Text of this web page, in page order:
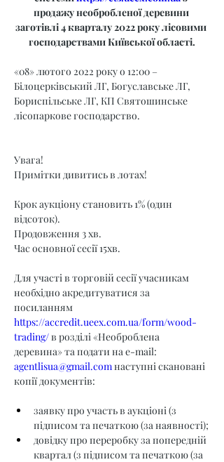
продажу необробленої деревини
заготівлі 4 кварталу 2022 року лісовими
господарствами Київської області.
«08» лютого 2022 року о 12:00 –
Білоцерківський ЛГ, Богуславське ЛГ,
Бориспільське ЛГ, КП Святошинське
лісопаркове господарство.
Увага!
Примітки дивитись в лотах!
Крок аукціону становить 1% (один
відсоток).
Продовження 3 хв.
Час основної сесії 15хв.
Для участі в торговій сесії учасникам
необхідно акредитуватися за
посиланням
https://accredit.ueex.com.ua/form/wood-
trading/ в розділі «Необроблена
деревина» та подати на e-mail:
agentlisua@gmail.com наступні скановані
копії документів:
заявку про участь в аукціоні (з
підписом та печаткою (за наявності);
довідку про переробку за попередній
квартал (з підписом та печаткою (за